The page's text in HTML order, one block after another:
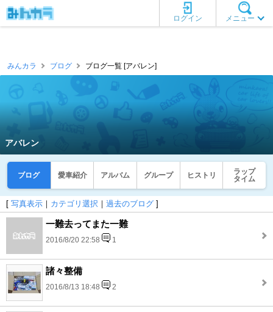
メニュー
ログイン
みんカラ ブログ ブログ一覧 [アバレン]
アバレン
ブログ 愛車紹介 アルバム グループ ヒストリ
ラップ
タイム
[ 写真表示 ｜ カテゴリ選択 ｜ 過去のブログ ]
一難去ってまた一難
2016/8/20 22:58 1
諸々整備
2016/8/13 18:48 2